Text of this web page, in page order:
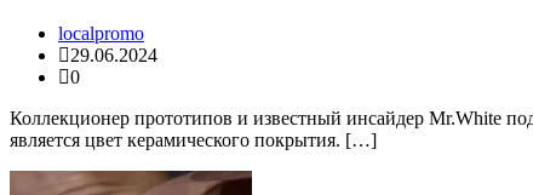
localpromo
29.06.2024
0
Коллекционер прототипов и известный инсайдер Mr.White
является цвет керамического покрытия. […]